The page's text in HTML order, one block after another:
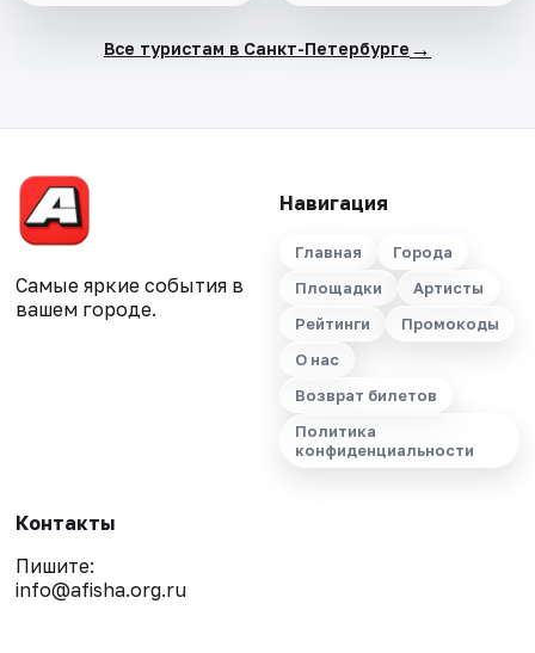
Все туристам в Санкт-Петербурге →
Самые яркие события в
вашем городе.
Навигация
Главная
Города
Площадки
Артисты
Рейтинги
Промокоды
О нас
Возврат билетов
Политика
конфиденциальности
Контакты
Пишите:
info@afisha.org.ru